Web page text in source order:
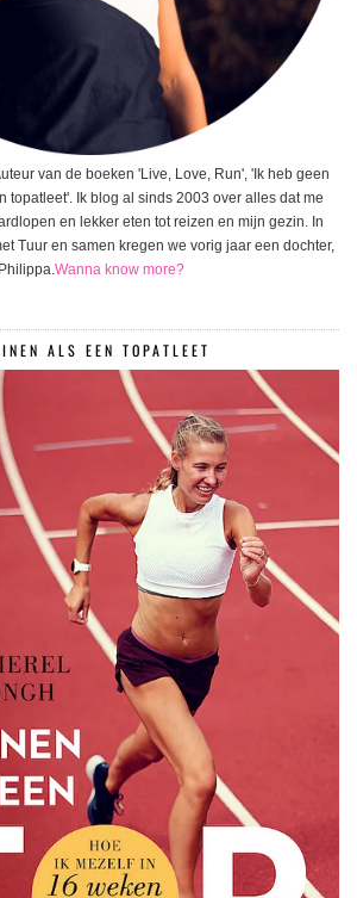
van de boeken 'Live, Love, Run', 'Ik heb geen
topatleet'. Ik blog al sinds 2003 over alles dat me
en lekker eten tot reizen en mijn gezin. In
Tuur en samen kregen we vorig jaar een dochter,
Philippa.Wanna know more?
ALS EEN TOPATLEET